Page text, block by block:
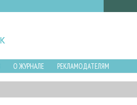
О ЖУРНАЛЕ РЕКЛАМОДАТЕЛЯМ